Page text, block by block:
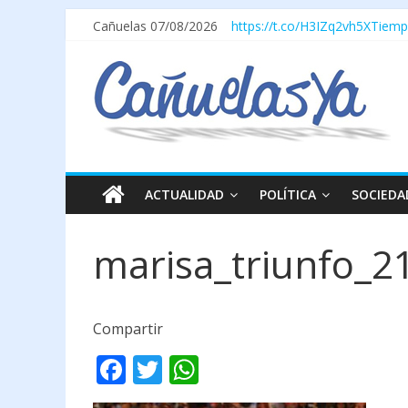
Cañuelas 07/08/2026 https://t.co/H3IZq2vh5X
ACTUALIDAD POLÍTICA
marisa_triunfo_21
Compartir
F
ac
T
w h